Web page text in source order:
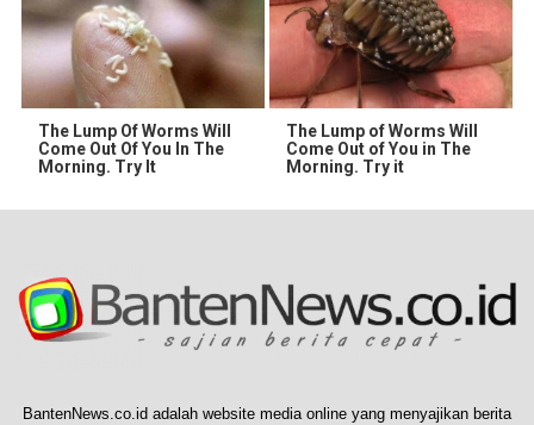
The Lump Of Worms Will
Come Out Of You In The
Morning. Try It
The Lump of Worms Will
Come Out of You in The
Morning. Try it
BantenNews.co.id adalah website media online yang menyajikan berita